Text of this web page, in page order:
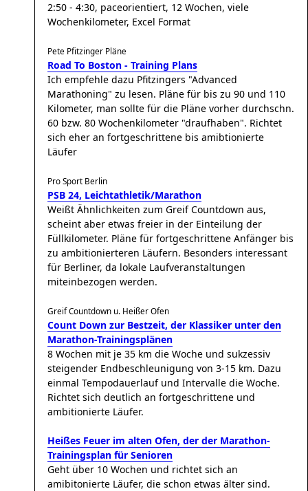
2:50 - 4:30, paceorientiert, 12 Wochen, viele
Wochenkilometer, Excel Format
Pete Pfitzinger Pläne
Road To Boston - Training Plans
Ich empfehle dazu Pfitzingers "Advanced
Marathoning" zu lesen. Pläne für bis zu 90 und 110
Kilometer, man sollte für die Pläne vorher durchschn.
60 bzw. 80 Wochenkilometer "draufhaben". Richtet
sich eher an fortgeschrittene bis amibtionierte
Läufer
Pro Sport Berlin
PSB 24, Leichtathletik/Marathon
Weißt Ähnlichkeiten zum Greif Countdown aus,
scheint aber etwas freier in der Einteilung der
Füllkilometer. Pläne für fortgeschrittene Anfänger bis
zu ambitionierteren Läufern. Besonders interessant
für Berliner, da lokale Laufveranstaltungen
miteinbezogen werden.
Greif Countdown u. Heißer Ofen
Count Down zur Bestzeit, der Klassiker unter den
Marathon-Trainingsplänen
8 Wochen mit je 35 km die Woche und sukzessiv
steigender Endbeschleunigung von 3-15 km. Dazu
einmal Tempodauerlauf und Intervalle die Woche.
Richtet sich deutlich an fortgeschrittene und
ambitionierte Läufer.
Heißes Feuer im alten Ofen, der der Marathon-
Trainingsplan für Senioren
Geht über 10 Wochen und richtet sich an
amibitonierte Läufer, die schon etwas älter sind.